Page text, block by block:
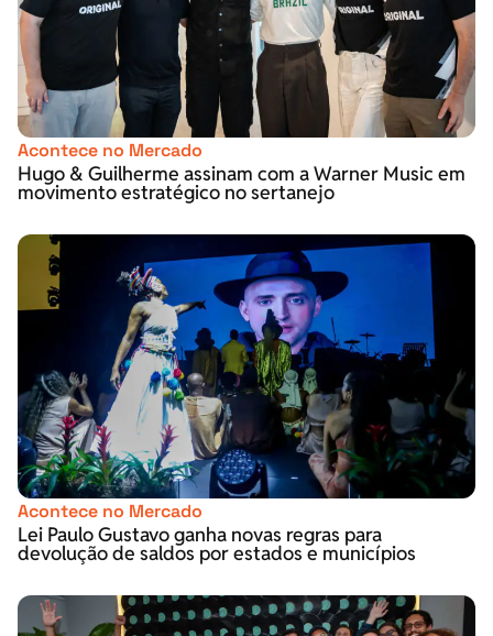
Acontece no Mercado
Hugo & Guilherme assinam com a Warner Music em
movimento estratégico no sertanejo
Acontece no Mercado
Lei Paulo Gustavo ganha novas regras para
devolução de saldos por estados e municípios